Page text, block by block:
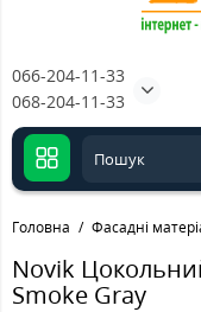
066-204-11-33
068-204-11-33
Головна Фасадні
Novik
Smoke Gray